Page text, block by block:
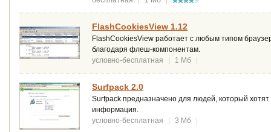
FlashCookiesView 1.12
FlashCookiesView работает с любым типом
благодаря флеш-компонентам.
условно-бесплатная
| 1 Мб |
Surfpack 2.0
Surfpack предназначено для людей, который
информация.
условно-бесплатная
| 3 Мб |